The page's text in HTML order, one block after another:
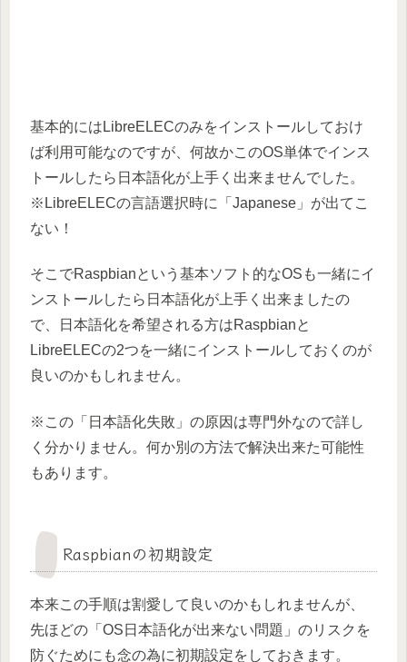
基本的にはLibreELECのみをインストールしておけ
ば利用可能なのですが、何故かこのOS単体でインス
トールしたら日本語化が上手く出来ませんでした。
※LibreELECの言語選択時に「Japanese」が出てこ
ない！
そこでRaspbianという基本ソフト的なOSも一緒にイ
ンストールしたら日本語化が上手く出来ましたの
で、日本語化を希望される方はRaspbianと
LibreELECの2つを一緒にインストールしておくのが
良いのかもしれません。
※この「日本語化失敗」の原因は専門外なので詳し
く分かりません。何か別の方法で解決出来た可能性
もあります。
Raspbianの初期設定
本来この手順は割愛して良いのかもしれませんが、
先ほどの「OS日本語化が出来ない問題」のリスクを
防ぐためにも念の為に初期設定をしておきます。